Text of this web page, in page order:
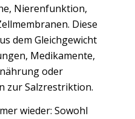
Nierenfunktion,
Diese
dem Gleichgewicht
Medikamente,
oder
zur Salzrestriktion.
wieder: Sowohl